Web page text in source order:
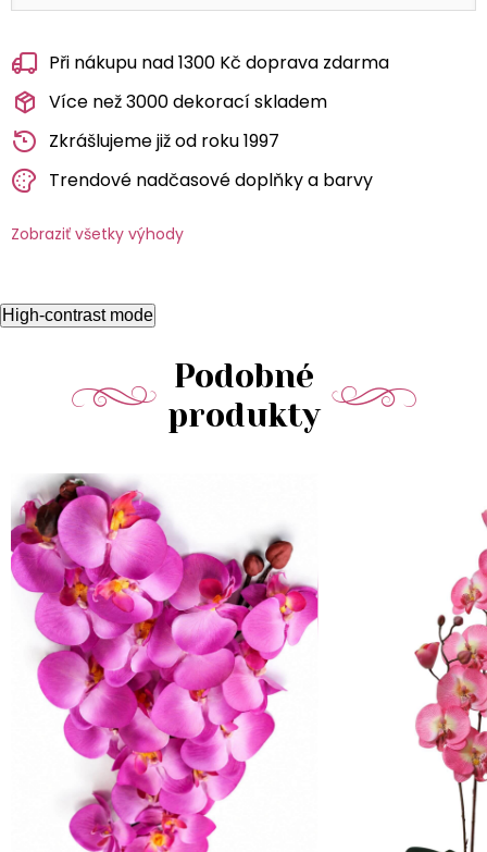
Při nákupu nad 1300 Kč doprava zdarma
Více než 3000 dekorací skladem
Zkrášlujeme již od roku 1997
Trendové nadčasové doplňky a barvy
Zobraziť všetky výhody
High-contrast mode
Podobné
produkty